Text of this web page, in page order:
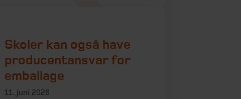
Skoler kan også have
producentansvar for
emballage
11. juni 2026